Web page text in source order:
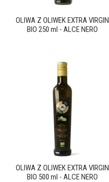
OLIWA Z OLIWEK EXTRA VIRGIN
BIO 250 ml - ALCE NERO
OLIWA Z OLIWEK EXTRA VIRGIN
BIO 500 ml - ALCE NERO